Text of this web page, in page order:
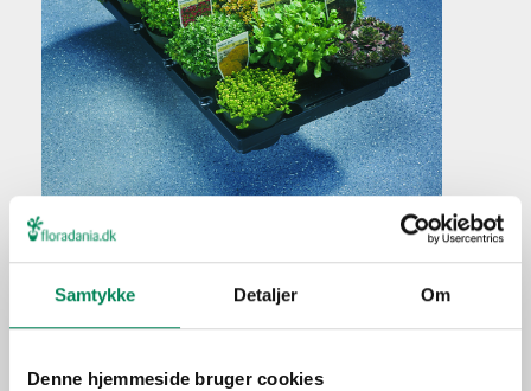
Samtykke Detaljer Om
Denne hjemmeside bruger cookies
Stenbedsplanter
Plantefakta
Familie
Ukendt